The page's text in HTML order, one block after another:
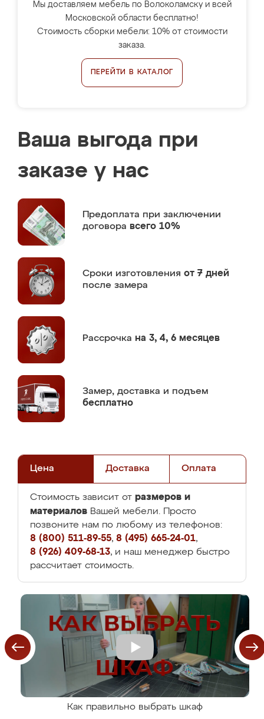
Мы доставляем мебель по Волоколамску и всей
Московской области бесплатно!
Стоимость сборки мебели: 10% от стоимости
заказа.
ПЕРЕЙТИ В КАТАЛОГ
Ваша выгода при
заказе у нас
Предоплата при заключении
договора всего 10%
Сроки изготовления от 7 дней
после замера
Рассрочка на 3, 4, 6 месяцев
Замер, доставка и подъем
бесплатно
Цена Доставка Оплата
Стоимость зависит от размеров и
материалов Вашей мебели. Просто
позвоните нам по любому из телефонов:
8 (800) 511-89-55, 8 (495) 665-24-01,
8 (926) 409-68-13, и наш менеджер быстро
рассчитает стоимость.
Как правильно выбрать шкаф